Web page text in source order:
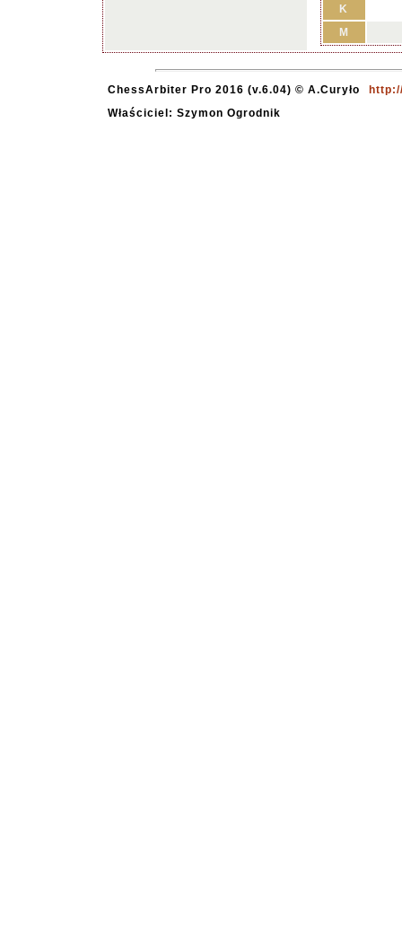
K
M
ChessArbiter Pro 2016 (v.6.04) © A.Curyło
Właściciel: Szymon Ogrodnik